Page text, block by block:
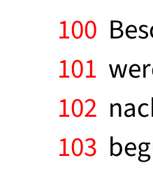
100
101
102
103